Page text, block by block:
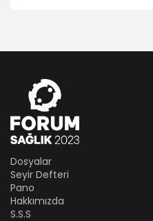
Dosyalar
Seyir Defteri
Pano
Hakkımızda
S.S.S